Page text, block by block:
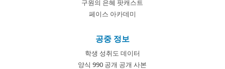
구원의 은혜 팟캐스트
페이스 아카데미
공중 정보
학생 성취도 데이터
양식 990 공개 공개 사본